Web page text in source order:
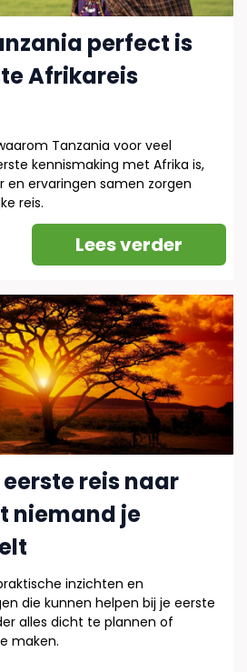
perfect is
Afrikareis
Tanzania voor veel
kennismaking met Afrika is,
en ervaringen samen zorgen
reis.
Lees verder
reis naar
niemand je
inzichten en
die kunnen helpen bij je eerste
alles dicht te plannen of
maken.